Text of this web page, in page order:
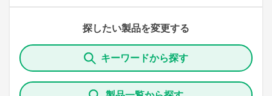
探したい製品を変更する
キーワードから探す